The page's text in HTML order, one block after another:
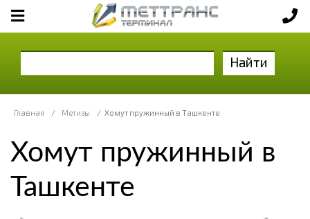
Найти
Главная / Метизы / Хомут пружинный в Ташкенте
Хомут пружинный в
Ташкенте